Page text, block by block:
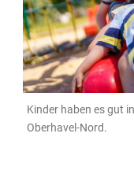
Kinder haben es gut
Oberhavel-Nord.